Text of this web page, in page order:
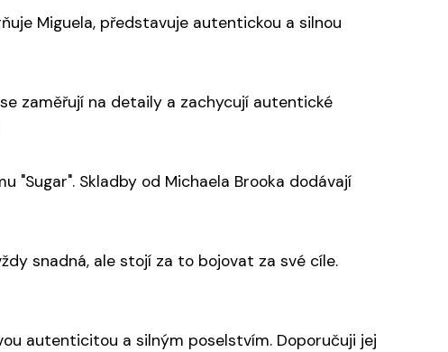
Miguela, představuje autentickou a silnou
zaměřují na detaily a zachycují autentické
"Sugar". Skladby od Michaela Brooka dodávají
snadná, ale stojí za to bojovat za své cíle.
autenticitou a silným poselstvím. Doporučuji jej